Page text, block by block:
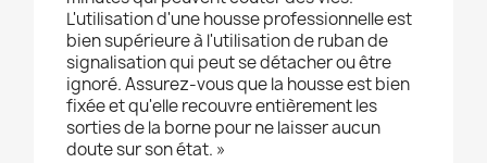
L'utilisation d'une housse professionnelle est
bien supérieure à l'utilisation de ruban de
signalisation qui peut se détacher ou être
ignoré. Assurez-vous que la housse est bien
fixée et qu'elle recouvre entièrement les
sorties de la borne pour ne laisser aucun
doute sur son état. »